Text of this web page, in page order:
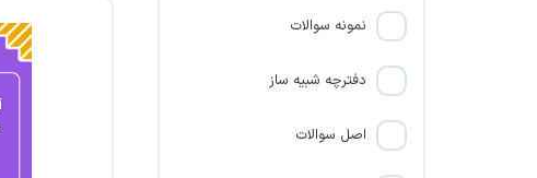
نمونه سوالات
دفترچه شبیه ساز
اصل سوالات
شرکت توزیع برق خراسان
رضوی